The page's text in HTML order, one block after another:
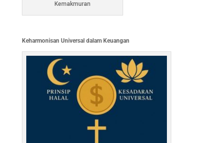
Kemakmuran
Keharmonisan Universal dalam Keuangan